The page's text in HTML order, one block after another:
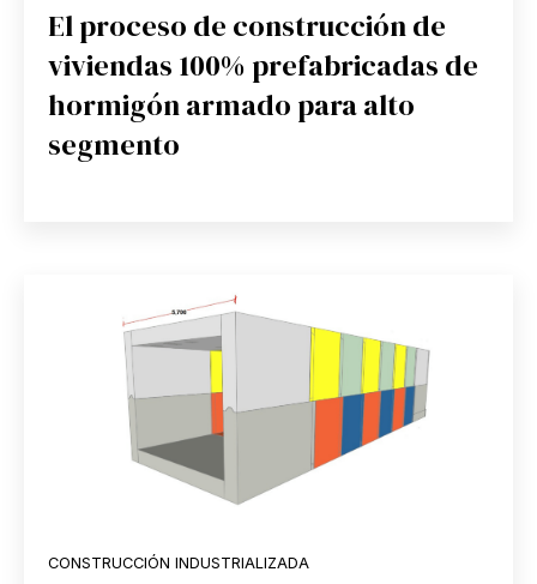
El proceso de construcción de
viviendas 100% prefabricadas de
hormigón armado para alto
segmento
CONSTRUCCIÓN INDUSTRIALIZADA